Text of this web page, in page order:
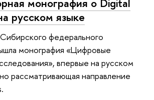
русском языке
федерального
монография «Цифровые
впервые на русском
рассматривающая направление